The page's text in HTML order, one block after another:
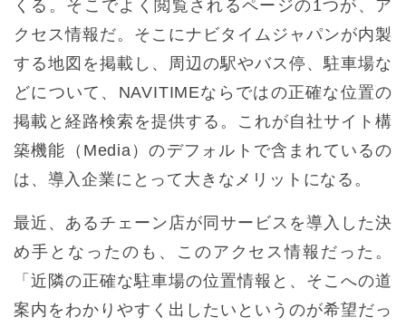
くる。そこでよく閲覧されるページの1つが、ア
クセス情報だ。そこにナビタイムジャパンが内製
する地図を掲載し、周辺の駅やバス停、駐車場な
どについて、NAVITIMEならではの正確な位置の
掲載と経路検索を提供する。これが自社サイト構
築機能（Media）のデフォルトで含まれているの
は、導入企業にとって大きなメリットになる。
最近、あるチェーン店が同サービスを導入した決
め手となったのも、このアクセス情報だった。
「近隣の正確な駐車場の位置情報と、そこへの道
案内をわかりやすく出したいというのが希望だっ